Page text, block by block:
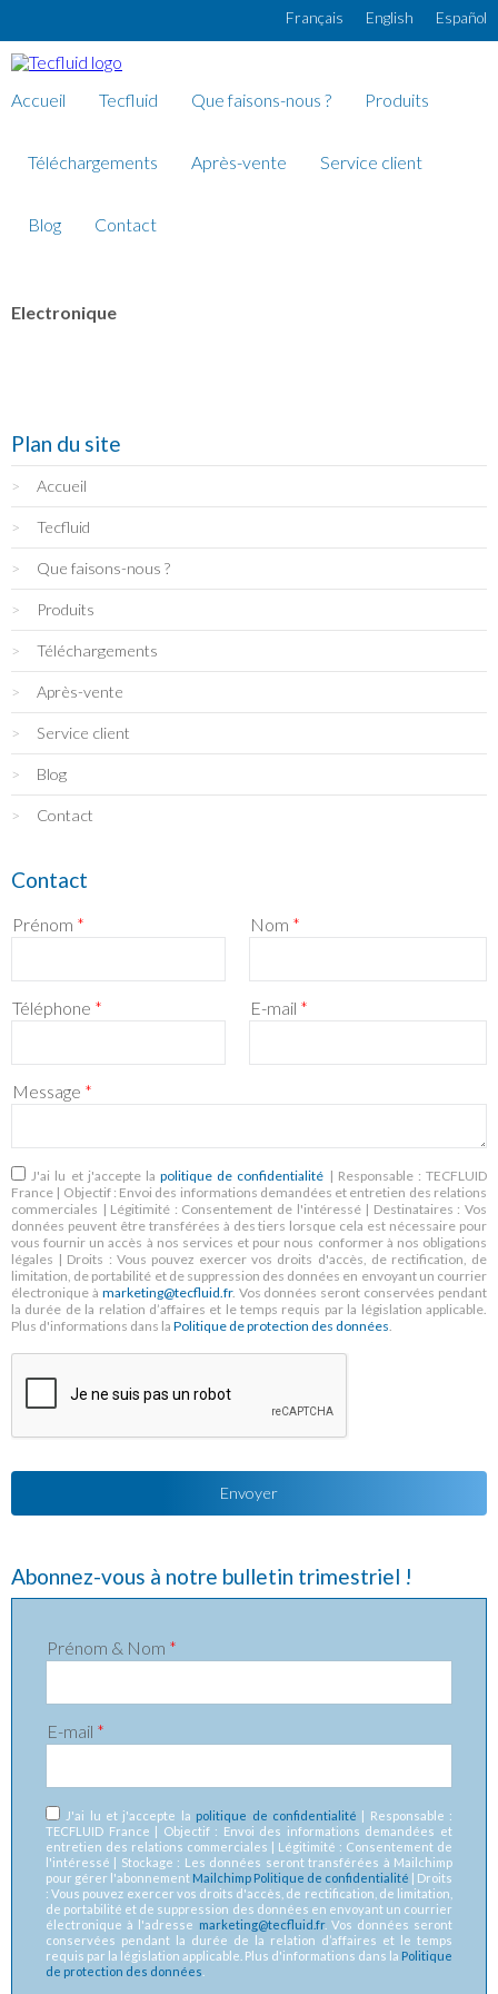
Français English Español
Accueil Tecfluid Que faisons-nous ? Produits
Téléchargements Après-vente Service client
Blog Contact
Electronique
Plan du site
Accueil
Tecfluid
Que faisons-nous ?
Produits
Téléchargements
Après-vente
Service client
Blog
Contact
Contact
Prénom * Nom *
Téléphone * E-mail *
Message *
RGPD *
J'ai lu et j'accepte lapolitique de confidentialité | Responsable : TECFLUID
France | Objectif : Envoi des informations demandées et entretien des relations
commerciales | Légitimité : Consentement de l'intéressé | Destinataires : Vos
données peuvent être transférées à des tiers lorsque cela est nécessaire pour
vous fournir un accès à nos services et pour nous conformer à nos obligations
légales | Droits : Vous pouvez exercer vos droits d'accès, de rectification, de
limitation, de portabilité et de suppression des données en envoyant un courrier
électronique à marketing@tecfluid.fr. Vos données seront conservées pendant
la durée de la relation d’affaires et le temps requis par la législation applicable.
Plus d'informations dans la Politique de protection des données.
Abonnez-vous à notre bulletin trimestriel !
Prénom & Nom *
E-mail *
RGPD*
J'ai lu et j'accepte la politique de confidentialité | Responsable :
TECFLUID France | Objectif : Envoi des informations demandées et
entretien des relations commerciales | Légitimité : Consentement de
l'intéressé | Stockage : Les données seront transférées à Mailchimp
pour gérer l'abonnement Mailchimp Politique de confidentialité | Droits
: Vous pouvez exercer vos droits d'accès, de rectification, de limitation,
de portabilité et de suppression des données en envoyant un courrier
électronique à l'adresse marketing@tecfluid.fr. Vos données seront
conservées pendant la durée de la relation d’affaires et le temps
requis par la législation applicable. Plus d'informations dans la Politique
de protection des données